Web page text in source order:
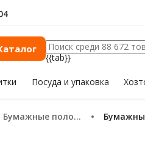
{{tab}}
Посуда и упаковка
Бумажные полотенца